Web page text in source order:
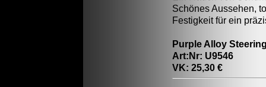
Schönes Aussehen,
Festigkeit für ein
Purple Alloy
Art:Nr: U9546
VK: 25,30 €